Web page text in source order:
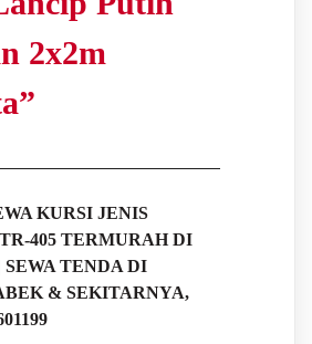
2x2m
”
KURSI JENIS
405 TERMURAH DI
TENDA DI
& SEKITARNYA,